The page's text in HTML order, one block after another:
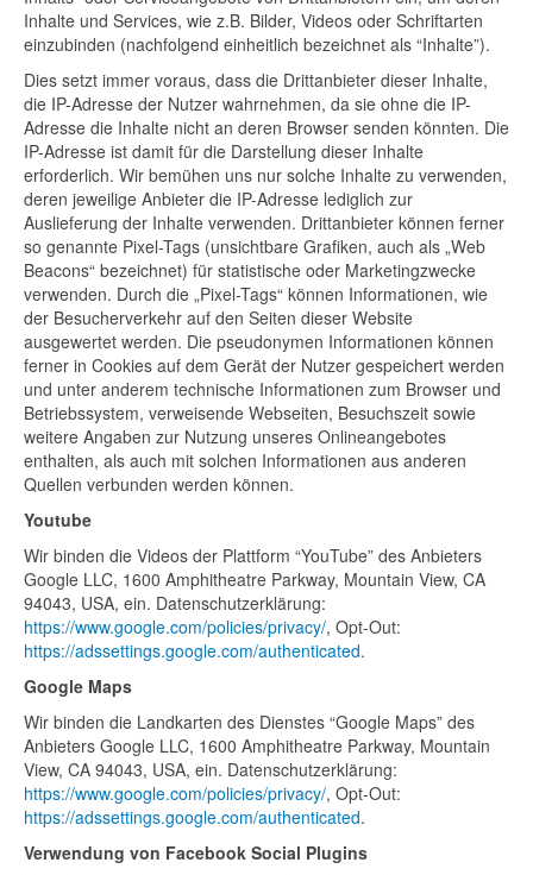
Inhalte und Services, wie z.B. Bilder, Videos oder Schriftarten
einzubinden (nachfolgend einheitlich bezeichnet als “Inhalte”).
Dies setzt immer voraus, dass die Drittanbieter dieser Inhalte,
die IP-Adresse der Nutzer wahrnehmen, da sie ohne die IP-
Adresse die Inhalte nicht an deren Browser senden könnten. Die
IP-Adresse ist damit für die Darstellung dieser Inhalte
erforderlich. Wir bemühen uns nur solche Inhalte zu verwenden,
deren jeweilige Anbieter die IP-Adresse lediglich zur
Auslieferung der Inhalte verwenden. Drittanbieter können ferner
so genannte Pixel-Tags (unsichtbare Grafiken, auch als „Web
Beacons“ bezeichnet) für statistische oder Marketingzwecke
verwenden. Durch die „Pixel-Tags“ können Informationen, wie
der Besucherverkehr auf den Seiten dieser Website
ausgewertet werden. Die pseudonymen Informationen können
ferner in Cookies auf dem Gerät der Nutzer gespeichert werden
und unter anderem technische Informationen zum Browser und
Betriebssystem, verweisende Webseiten, Besuchszeit sowie
weitere Angaben zur Nutzung unseres Onlineangebotes
enthalten, als auch mit solchen Informationen aus anderen
Quellen verbunden werden können.
Youtube
Wir binden die Videos der Plattform “YouTube” des Anbieters
Google LLC, 1600 Amphitheatre Parkway, Mountain View, CA
94043, USA, ein. Datenschutzerklärung:
https://www.google.com/policies/privacy/, Opt-Out:
https://adssettings.google.com/authenticated.
Google Maps
Wir binden die Landkarten des Dienstes “Google Maps” des
Anbieters Google LLC, 1600 Amphitheatre Parkway, Mountain
View, CA 94043, USA, ein. Datenschutzerklärung:
https://www.google.com/policies/privacy/, Opt-Out:
https://adssettings.google.com/authenticated.
Verwendung von Facebook Social Plugins